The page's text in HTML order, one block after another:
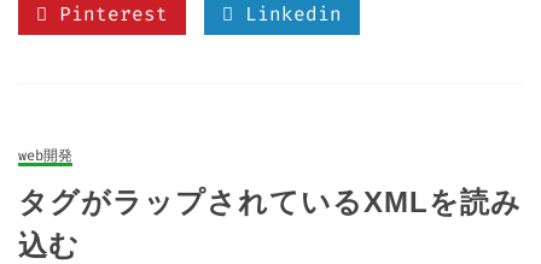
Pinterest Linkedin
web開発
タグがラップされているXMLを読み
込む